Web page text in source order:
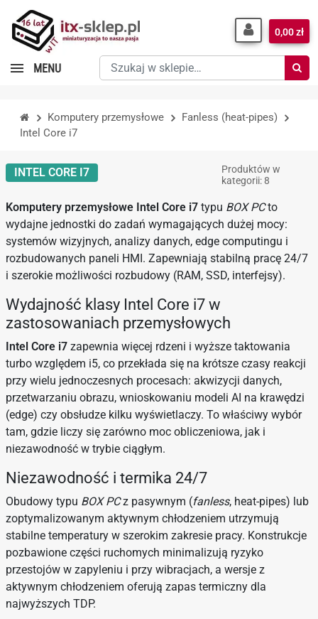
Szukaj
w
0,00 zł
MENU
Komputery przemysłowe
Fanless (heat-pipes)
Intel Core i7
INTEL CORE I7
Produktów w
kategorii: 8
Komputery przemysłowe Intel Core i7 typu BOX PCto
wydajne jednostki do zadań wymagających dużej mocy:
systemów wizyjnych, analizy danych, edge computingu i
rozbudowanych paneli HMI. Zapewniają stabilną pracę 24/7
i szerokie możliwości rozbudowy (RAM, SSD, interfejsy).
Wydajność klasy Intel Core i7 w
zastosowaniach przemysłowych
Intel Core i7 zapewnia więcej rdzeni i wyższe taktowania
turbo względem i5, co przekłada się na krótsze czasy reakcji
przy wielu jednoczesnych procesach: akwizycji danych,
przetwarzaniu obrazu, wnioskowaniu modeli AI na krawędzi
(edge) czy obsłudze kilku wyświetlaczy. To właściwy wybór
tam, gdzie liczy się zarówno moc obliczeniowa, jak i
niezawodność w trybie ciągłym.
Niezawodność i termika 24/7
Obudowy typu BOX PCz pasywnym (fanless, heat-pipes) lub
zoptymalizowanym aktywnym chłodzeniem utrzymują
stabilne temperatury w szerokim zakresie pracy. Konstrukcje
pozbawione części ruchomych minimalizują ryzyko
przestojów w zapyleniu i przy wibracjach, a wersje z
aktywnym chłodzeniem oferują zapas termiczny dla
najwyższych TDP.